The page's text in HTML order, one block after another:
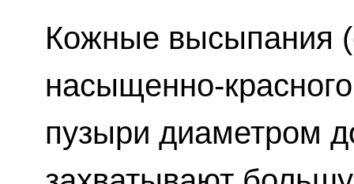
Кожные высыпания
насыщенно-
пузыри диаметром